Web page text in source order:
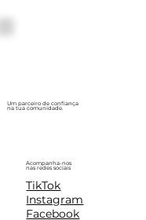
Um parceiro de confiança
na tua comunidade.
Acompanha-nos
nas redes sociais
TikTok
Instagram
Facebook